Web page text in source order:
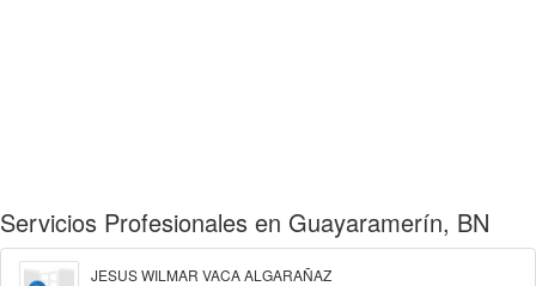
Servicios Profesionales en Guayaramerín, BN
JESUS WILMAR VACA ALGARAÑAZ